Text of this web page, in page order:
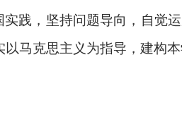
实践，坚持问题导向，自觉
马克思主义为指导，建构